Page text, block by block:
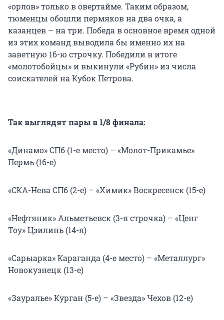
«орлов» только в овертайме. Таким образом,
тюменцы обошли пермяков на два очка, а
казанцев – на три. Победа в основное время одной
из этих команд выводила бы именно их на
заветную 16-ю строчку. Победили в итоге
«молотобойцы» и выкинули «Рубин» из числа
соискателей на Кубок Петрова.
Так выглядят пары в 1/8 финала:
«Динамо» СПб (1-е место) – «Молот-Прикамье»
Пермь (16-е)
«СКА-Нева СПб (2-е) – «Химик» Воскресенск (15-е)
«Нефтяник» Альметьевск (3-я строчка) – «Ценг
Тоу» Цзилинь (14-я)
«Сарыарка» Караганда (4-е место) – «Металлург»
Новокузнецк (13-е)
«Зауралье» Курган (5-е) – «Звезда» Чехов (12-е)